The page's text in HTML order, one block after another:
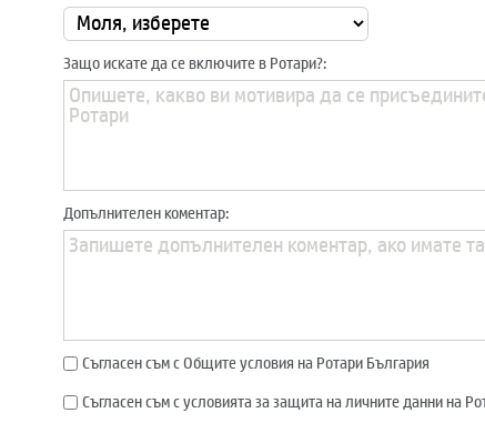
Защо искате да се включите в Ротари?:
Допълнителен коментар:
Съгласен съм с Общите условия на Ротари България
Съгласен съм с условията за защита на личните данни на